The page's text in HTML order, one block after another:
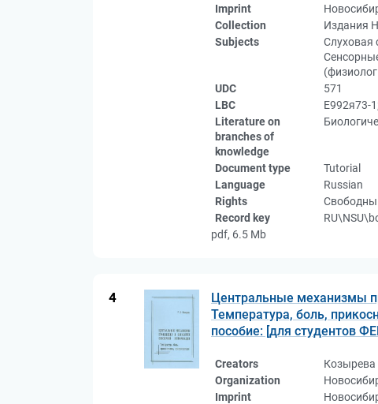
Imprint
Collection
Издания
Subjects
Слуховая
UDC
571
LBC
Е992я73-
Literature on
branches of
knowledge
Document type
Tutorial
Language
Russian
Rights
Record key
pdf, 6.5 Mb
4
Центральные механизмы
Температура, боль,
пособие: [для студентов
Creators
Organization
Imprint